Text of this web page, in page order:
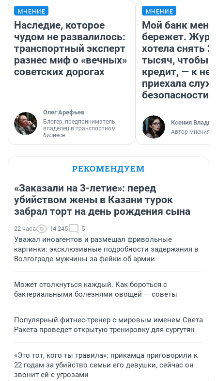
МНЕНИЕ
Наследие, которое
чудом не развалилось:
транспортный эксперт
разнес миф о «вечных»
советских дорогах
Олег Арефьев
Блогер, предприниматель,
владелец в транспортном
бизнесе
МНЕНИЕ
Мой банк меня
бережет.
хотела снять
тысяч, чтобы
кредит, — к
приехала
безопасности
Ксения
Автор мнения
РЕКОМЕНДУЕМ
«Заказали на 3-летие»: перед
убийством жены в Казани турок
забрал торт на день рождения сына
22 часа 14 245 5
Уважал иноагентов и размещал фривольные
картинки: эксклюзивные подробности задержания в
Волгограде мужчины за фейки об армии
Может столкнуться каждый. Как бороться с
бактериальными болезнями овощей — советы
Популярный фитнес-тренер с мировым именем Света
Ракета проведет открытую тренировку для сургутян
«Это тот, кого ты травила»: прикамца приговорили к
22 годам за убийство семьи его девушки, сейчас он
звонит ей с угрозами